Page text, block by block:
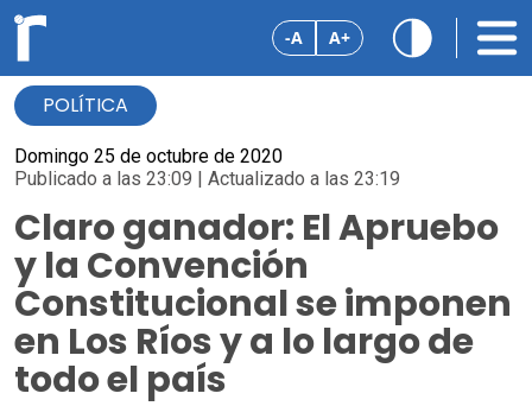
-A A+
POLÍTICA
Domingo 25 de octubre de 2020
Publicado a las 23:09 | Actualizado a las 23:19
Claro ganador: El Apruebo
y la Convención
Constitucional se imponen
en Los Ríos y a lo largo de
todo el país